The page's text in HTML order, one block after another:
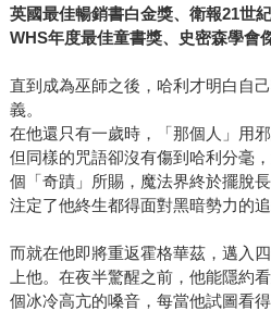
英國最佳暢銷書白金獎、衛報21世紀
WHS年度最佳童書獎、史密森學會
直到成為巫師之後，哈利才明白自
義。
在他還只有一歲時，「那個人」用
但同樣的咒語卻沒有傷到哈利分毫
個「奇蹟」所賜，魔法界終於擺脫
注定了他終生都得面對黑暗勢力的
而就在他即將重返霍格華茲，邁入
上他。在夜半驚醒之前，他能隱約
個冰冷高亢的嗓音，每當他試圖看